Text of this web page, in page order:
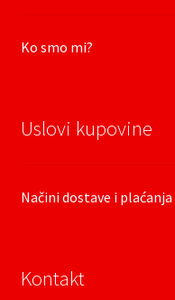
Ko smo mi?
Uslovi kupovine
Načini dostave i plaćanja
Kontakt